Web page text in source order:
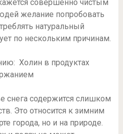
совершенно чистым
желание попробовать
натуральный
по нескольким причинам.
Холин в продуктах
снега содержится слишком
Это относится к зимним
города, но и на природе.